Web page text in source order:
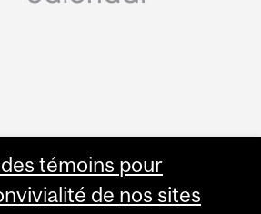
témoins pour
de nos sites